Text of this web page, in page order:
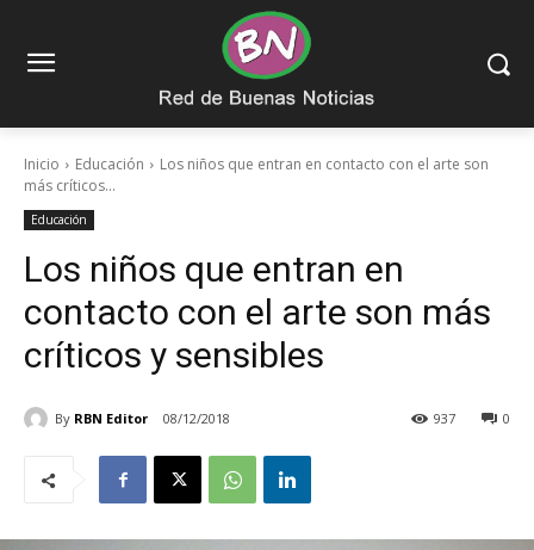
Inicio Educación
Los niños que entran en contacto con el arte son
más críticos...
Educación
Los niños que entran en
contacto con el arte son más
críticos y sensibles
By RBN Editor 08/12/2018 0
937